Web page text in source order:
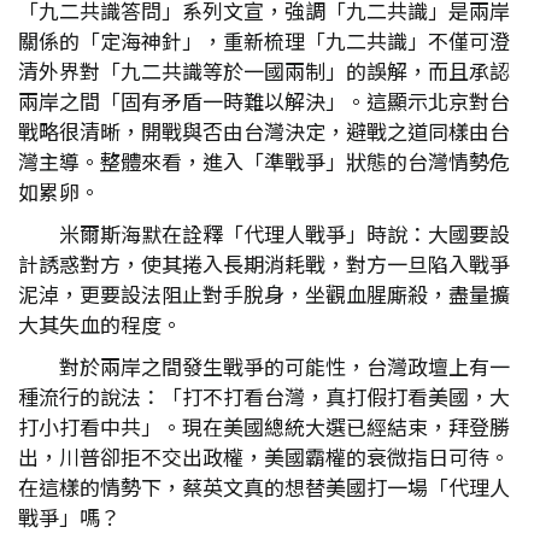
「九二共識答問」系列文宣，強調「九二共識」是兩岸
關係的「定海神針」，重新梳理「九二共識」不僅可澄
清外界對「九二共識等於一國兩制」的誤解，而且承認
兩岸之間「固有矛盾一時難以解決」。這顯示北京對台
戰略很清晰，開戰與否由台灣決定，避戰之道同樣由台
灣主導。整體來看，進入「準戰爭」狀態的台灣情勢危
如累卵。
米爾斯海默在詮釋「代理人戰爭」時說：大國要設
計誘惑對方，使其捲入長期消耗戰，對方一旦陷入戰爭
泥淖，更要設法阻止對手脫身，坐觀血腥廝殺，盡量擴
大其失血的程度。
對於兩岸之間發生戰爭的可能性，台灣政壇上有一
種流行的說法：「打不打看台灣，真打假打看美國，大
打小打看中共」。現在美國總統大選已經結束，拜登勝
出，川普卻拒不交出政權，美國霸權的衰微指日可待。
在這樣的情勢下，蔡英文真的想替美國打一場「代理人
戰爭」嗎？